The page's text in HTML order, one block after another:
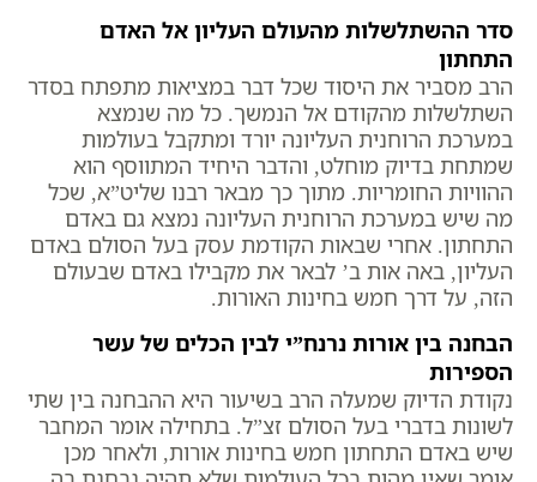
סדר ההשתלשלות מהעולם העליון אל האדם
התחתון
הרב מסביר את היסוד שכל דבר במציאות מתפתח בסדר
השתלשלות מהקודם אל הנמשך. כל מה שנמצא
במערכת הרוחנית העליונה יורד ומתקבל בעולמות
שמתחת בדיוק מוחלט, והדבר היחיד המתווסף הוא
ההוויות החומריות. מתוך כך מבאר רבנו שליט”א, שכל
מה שיש במערכת הרוחנית העליונה נמצא גם באדם
התחתון. אחרי שבאות הקודמת עסק בעל הסולם באדם
העליון, באה אות ב’ לבאר את מקבילו באדם שבעולם
הזה, על דרך חמש בחינות האורות.
הבחנה בין אורות נרנח”י לבין הכלים של עשר
הספירות
נקודת הדיוק שמעלה הרב בשיעור היא ההבחנה בין שתי
לשונות בדברי בעל הסולם זצ”ל. בתחילה אומר המחבר
שיש באדם התחתון חמש בחינות אורות, ולאחר מכן